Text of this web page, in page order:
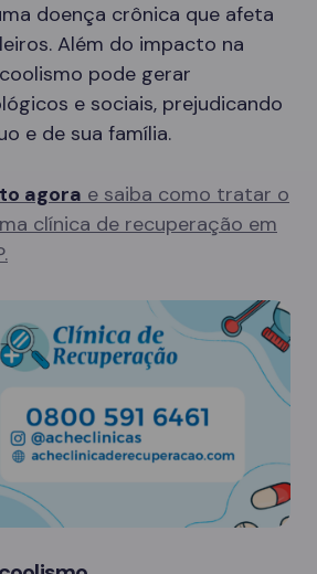
doença crônica que afeta
Além do impacto na
pode gerar
e sociais, prejudicando
e de sua família.
agora e saiba como tratar o
clínica de recuperação em